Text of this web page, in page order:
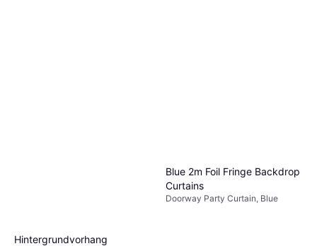
Hintergrundvorhang
Blue 2m Foil Fringe Backdrop
Curtains
Doorway Party Curtain, Blue